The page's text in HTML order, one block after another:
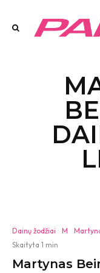
Dainų žodžiai M
Skaityta 1 min
Martynas